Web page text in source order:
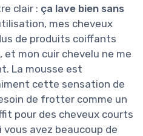
clair : ça lave bien sans
mes cheveux
de produits coiffants
mon cuir chevelu ne me
La mousse est
cette sensation de
de frotter comme un
pour des cheveux courts
vous avez beaucoup de